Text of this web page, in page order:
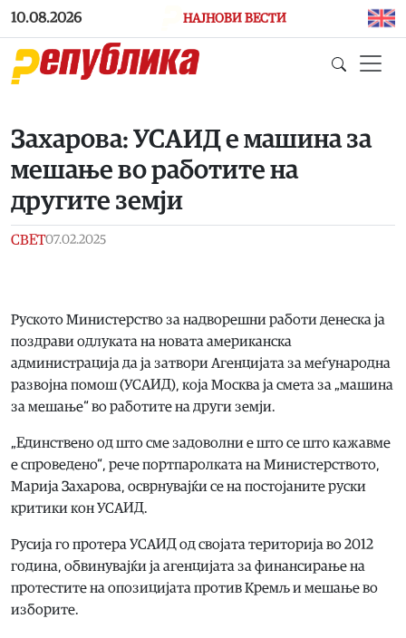
Skip to main content
10.08.2026 НАЈНОВИ ВЕСТИ
Захарова: УСАИД е машина за
мешање во работите на
другите земји
СВЕТ07.02.2025
Руското Министерство за надворешни работи денеска ја
поздрави одлуката на новата американска
администрација да ја затвори Агенцијата за меѓународна
развојна помош (УСАИД), која Москва ја смета за „машина
за мешање“ во работите на други земји.
„Единствено од што сме задоволни е што се што кажавме
е спроведено“, рече портпаролката на Министерството,
Марија Захарова, осврнувајќи се на постојаните руски
критики кон УСАИД.
Русија го протерa УСАИД од својата територија во 2012
година, обвинувајќи ја агенцијата за финансирање на
протестите на опозицијата против Кремљ и мешање во
изборите.